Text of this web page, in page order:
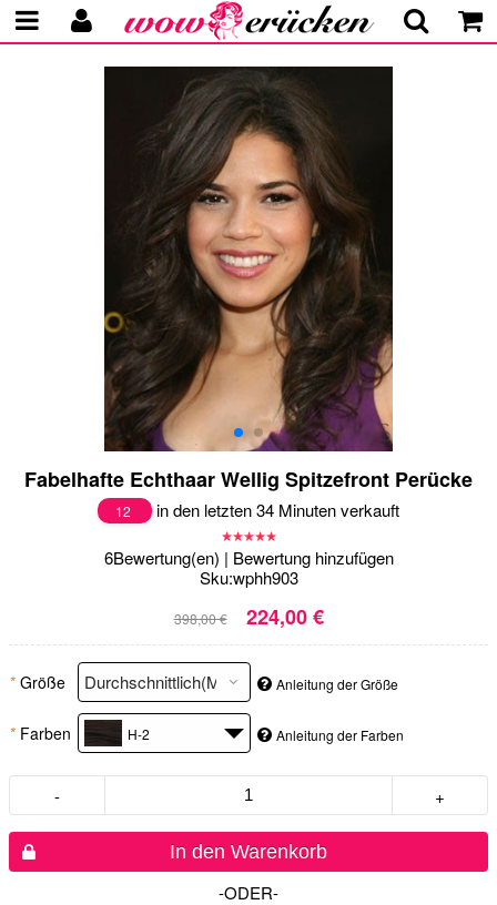
Fabelhafte Echthaar Wellig Spitzefront Perücke
12 in den letzten 34 Minuten verkauft
6Bewertung(en) | Bewertung hinzufügen
Sku:wphh903
398,00 € 224,00 €
* Größe Anleitung der Größe
* Farben H-2 Anleitung der Farben
- +
In den Warenkorb
-ODER-